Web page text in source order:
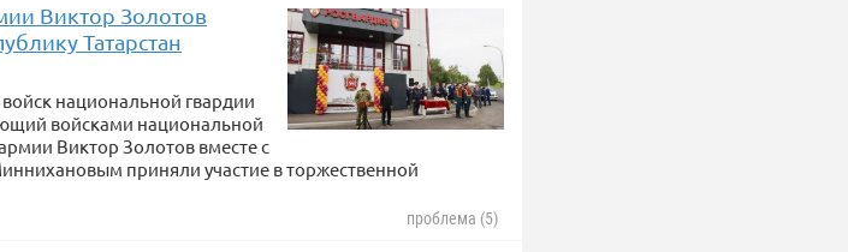
Виктор Золотов
Татарстан
национальной гвардии
войсками национальной
Виктор Золотов вместе с
приняли участие в торжественной
проблема (5)